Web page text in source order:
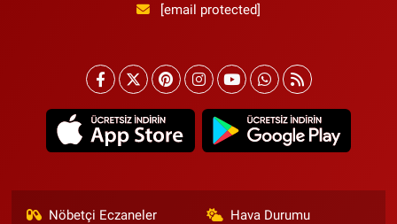
[email protected]
Nöbetçi Eczaneler Hava Durumu